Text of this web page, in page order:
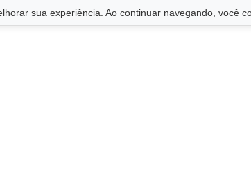
sua experiência. Ao continuar navegando, você